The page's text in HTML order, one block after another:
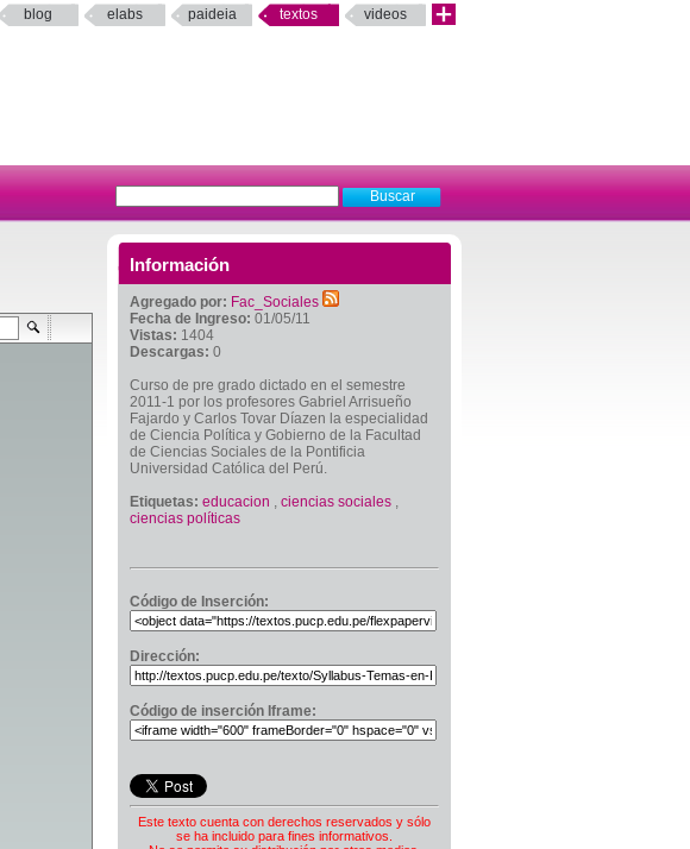
blog elabs paideia textos videos
Información
Agregado por: Fac_Sociales
Fecha de Ingreso: 01/05/11
Vistas: 1404
Descargas: 0
Curso de pre grado dictado en el semestre
2011-1 por los profesores Gabriel Arrisueño
Fajardo y Carlos Tovar Díazen la especialidad
de Ciencia Política y Gobierno de la Facultad
de Ciencias Sociales de la Pontificia
Universidad Católica del Perú.
Etiquetas: educacion , ciencias sociales ,
ciencias políticas
Código de Inserción:
Dirección:
Código de inserción Iframe:
Este texto cuenta con derechos reservados y sólo
se ha incluido para fines informativos.